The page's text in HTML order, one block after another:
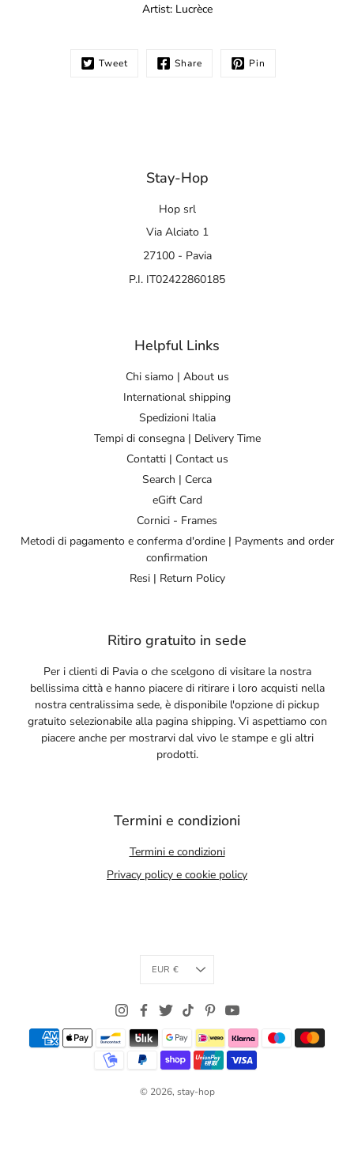
Artist: Lucrèce
Tweet Share Pin
Stay-Hop
Hop srl
Via Alciato 1
27100 - Pavia
P.I. IT02422860185
Helpful Links
Chi siamo | About us
International shipping
Spedizioni Italia
Tempi di consegna | Delivery Time
Contatti | Contact us
Search | Cerca
eGift Card
Cornici - Frames
Metodi di pagamento e conferma d'ordine | Payments and order
confirmation
Resi | Return Policy
Ritiro gratuito in sede
Per i clienti di Pavia o che scelgono di visitare la nostra
bellissima città e hanno piacere di ritirare i loro acquisti nella
nostra centralissima sede, è disponibile l'opzione di pickup
gratuito selezionabile alla pagina shipping. Vi aspettiamo con
piacere anche per mostrarvi dal vivo le stampe e gli altri
prodotti.
Termini e condizioni
Termini e condizioni
Privacy policy e cookie policy
Currency
EUR €
© 2026, stay-hop